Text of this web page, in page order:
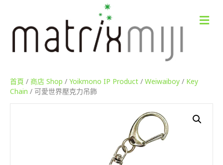
M
e
首頁 / 商店 Shop / Yoikmono IP Product / Weiwaiboy / Key
Chain / 可愛世界壓克力吊飾